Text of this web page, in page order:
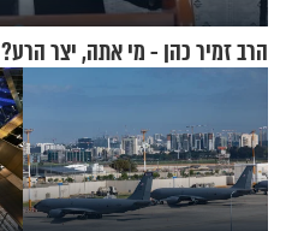
הרב זמיר כהן - מי אתה, יצר הרע?